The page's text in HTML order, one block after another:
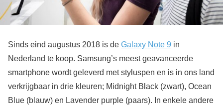
Sinds eind augustus 2018 is de Galaxy Note 9 in
Nederland te koop. Samsung’s meest geavanceerde
smartphone wordt geleverd met styluspen en is in ons land
verkrijgbaar in drie kleuren; Midnight Black (zwart), Ocean
Blue (blauw) en Lavender purple (paars). In enkele andere